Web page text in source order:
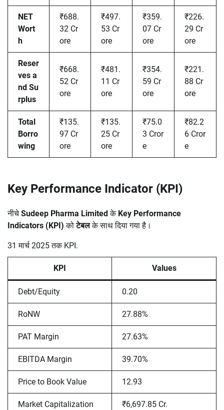
NET
Wort
h
₹688.
32 Cr
ore
₹497.
53 Cr
ore
₹359.
07 Cr
ore
₹226.
29 Cr
ore
Reser
ves a
nd Su
rplus
₹668.
52 Cr
ore
₹481.
11 Cr
ore
₹354.
59 Cr
ore
₹221.
88 Cr
ore
Total
Borro
wing
₹135.
97 Cr
ore
₹135.
25 Cr
ore
₹75.0
3 Cror
e
₹82.2
6 Cror
e
Key Performance Indicator (KPI)
नीचे Sudeep Pharma Limited के Key Performance
Indicators (KPI) कोटेबलके साथ दिया गया है।
31 मार्च 2025 तक KPI.
KPI Values
Debt/Equity 0.20
RoNW 27.88%
PAT Margin 27.63%
EBITDA Margin 39.70%
Price to Book Value 12.93
Market Capitalization ₹6,697.85 Cr.